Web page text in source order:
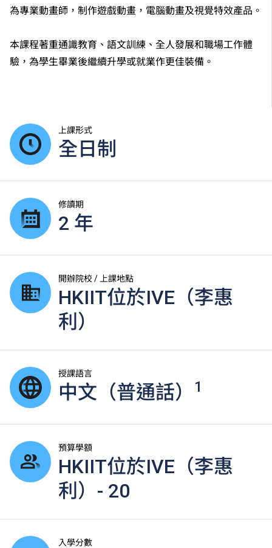
為專業動畫師，制作遊戲動畫，電腦動畫及視覺特效產品。
本課程著重通識教育、語文訓練、全人發展和職場工作體
驗，為學生畢業後繼續升學或就業作更佳裝備。
上課形式
全日制
修讀期
2 年
開辦院校 / 上課地點
HKIIT位於IVE（李惠
利）
授課語言
中文（普通話） 1
預算學額
HKIIT位於IVE（李惠
利）- 20
入學分數